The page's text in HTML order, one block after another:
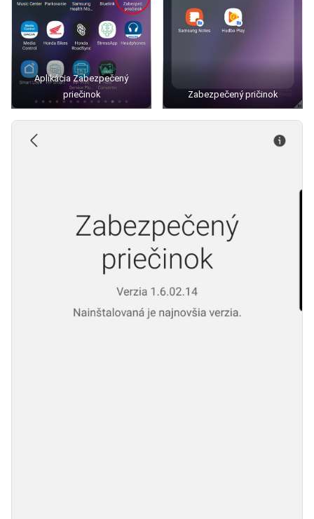
Aplikácia Zabezpečený
priečinok
Zabezpečený pričinok